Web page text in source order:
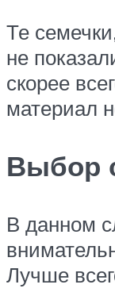
Те
не
скорее
материал
Выбор
В данном
Лучше